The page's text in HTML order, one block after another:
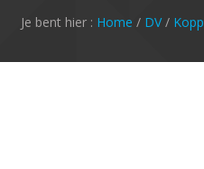
Je bent hier : Home / DV/